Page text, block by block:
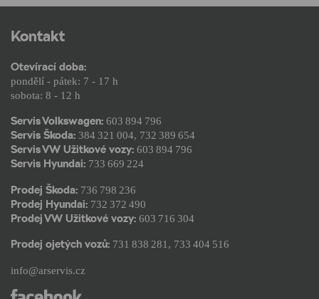
Kontakt
Otevírací doba:
pondělí - pátek: 7 - 17 h
sobota: 8 - 12 h
Servis Volkswagen: 603 894 796
Servis Škoda: 384 321 004, 732 389 654
Servis VW Užitkové vozy: 603 894 796
Servis Hyundai: 733 669 224
Prodej Škoda: 736 798 236
Prodej Hyundai: 732 372 490
Prodej VW Užitkové vozy: 603 716 304
Prodej ojetých vozů: 731 838 281 , 733 404 516
info@arservis.cz